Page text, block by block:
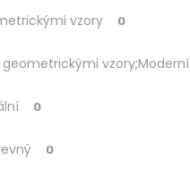
vzory 0
geometrickými vzory;Moderní
0
0